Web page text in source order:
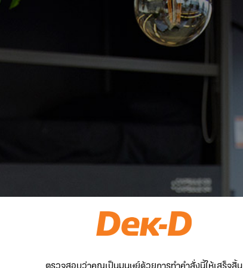
ตรวจสอบว่าคุณเป็นมนุษย์ด้วยการทำคำสั่งนี้ให้เสร็จสิ้น